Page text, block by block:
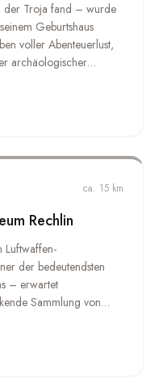
der Troja fand – wurde
Geburtshaus
voller Abenteuerlust,
archäologischer
die Person hinter
Stopp für alle,
ca. 15 km
Rechlin
der bedeutendsten
– erwartet
Sammlung von
und gibt einen
Vergangenheit, die die